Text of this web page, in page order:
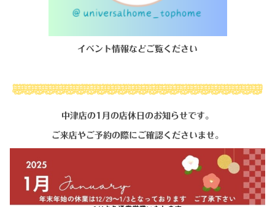
イベント情報などご覧ください
中津店の1月の店休日のお知らせです。
ご来店やご予約の際にご確認くださいませ。